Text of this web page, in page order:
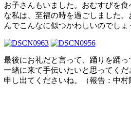
お子さんもいました。おむすびを
な私は、至福の時を過ごしました
んでこんなに似つかわしいのでしょ
最後にお礼だと言って、踊りを踊
一緒に来て手伝いたいと思ってく
申し出てくださいね。（報告：中村